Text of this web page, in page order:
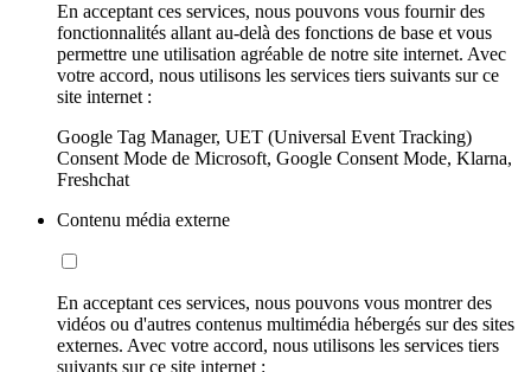
En acceptant ces services, nous pouvons vous fournir des
fonctionnalités allant au-delà des fonctions de base et vous
permettre une utilisation agréable de notre site internet. Avec
votre accord, nous utilisons les services tiers suivants sur ce
site internet :
Google Tag Manager, UET (Universal Event Tracking)
Consent Mode de Microsoft, Google Consent Mode, Klarna,
Freshchat
Contenu média externe
En acceptant ces services, nous pouvons vous montrer des
vidéos ou d'autres contenus multimédia hébergés sur des sites
externes. Avec votre accord, nous utilisons les services tiers
suivants sur ce site internet :